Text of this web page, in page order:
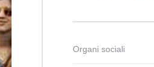
Organi sociali